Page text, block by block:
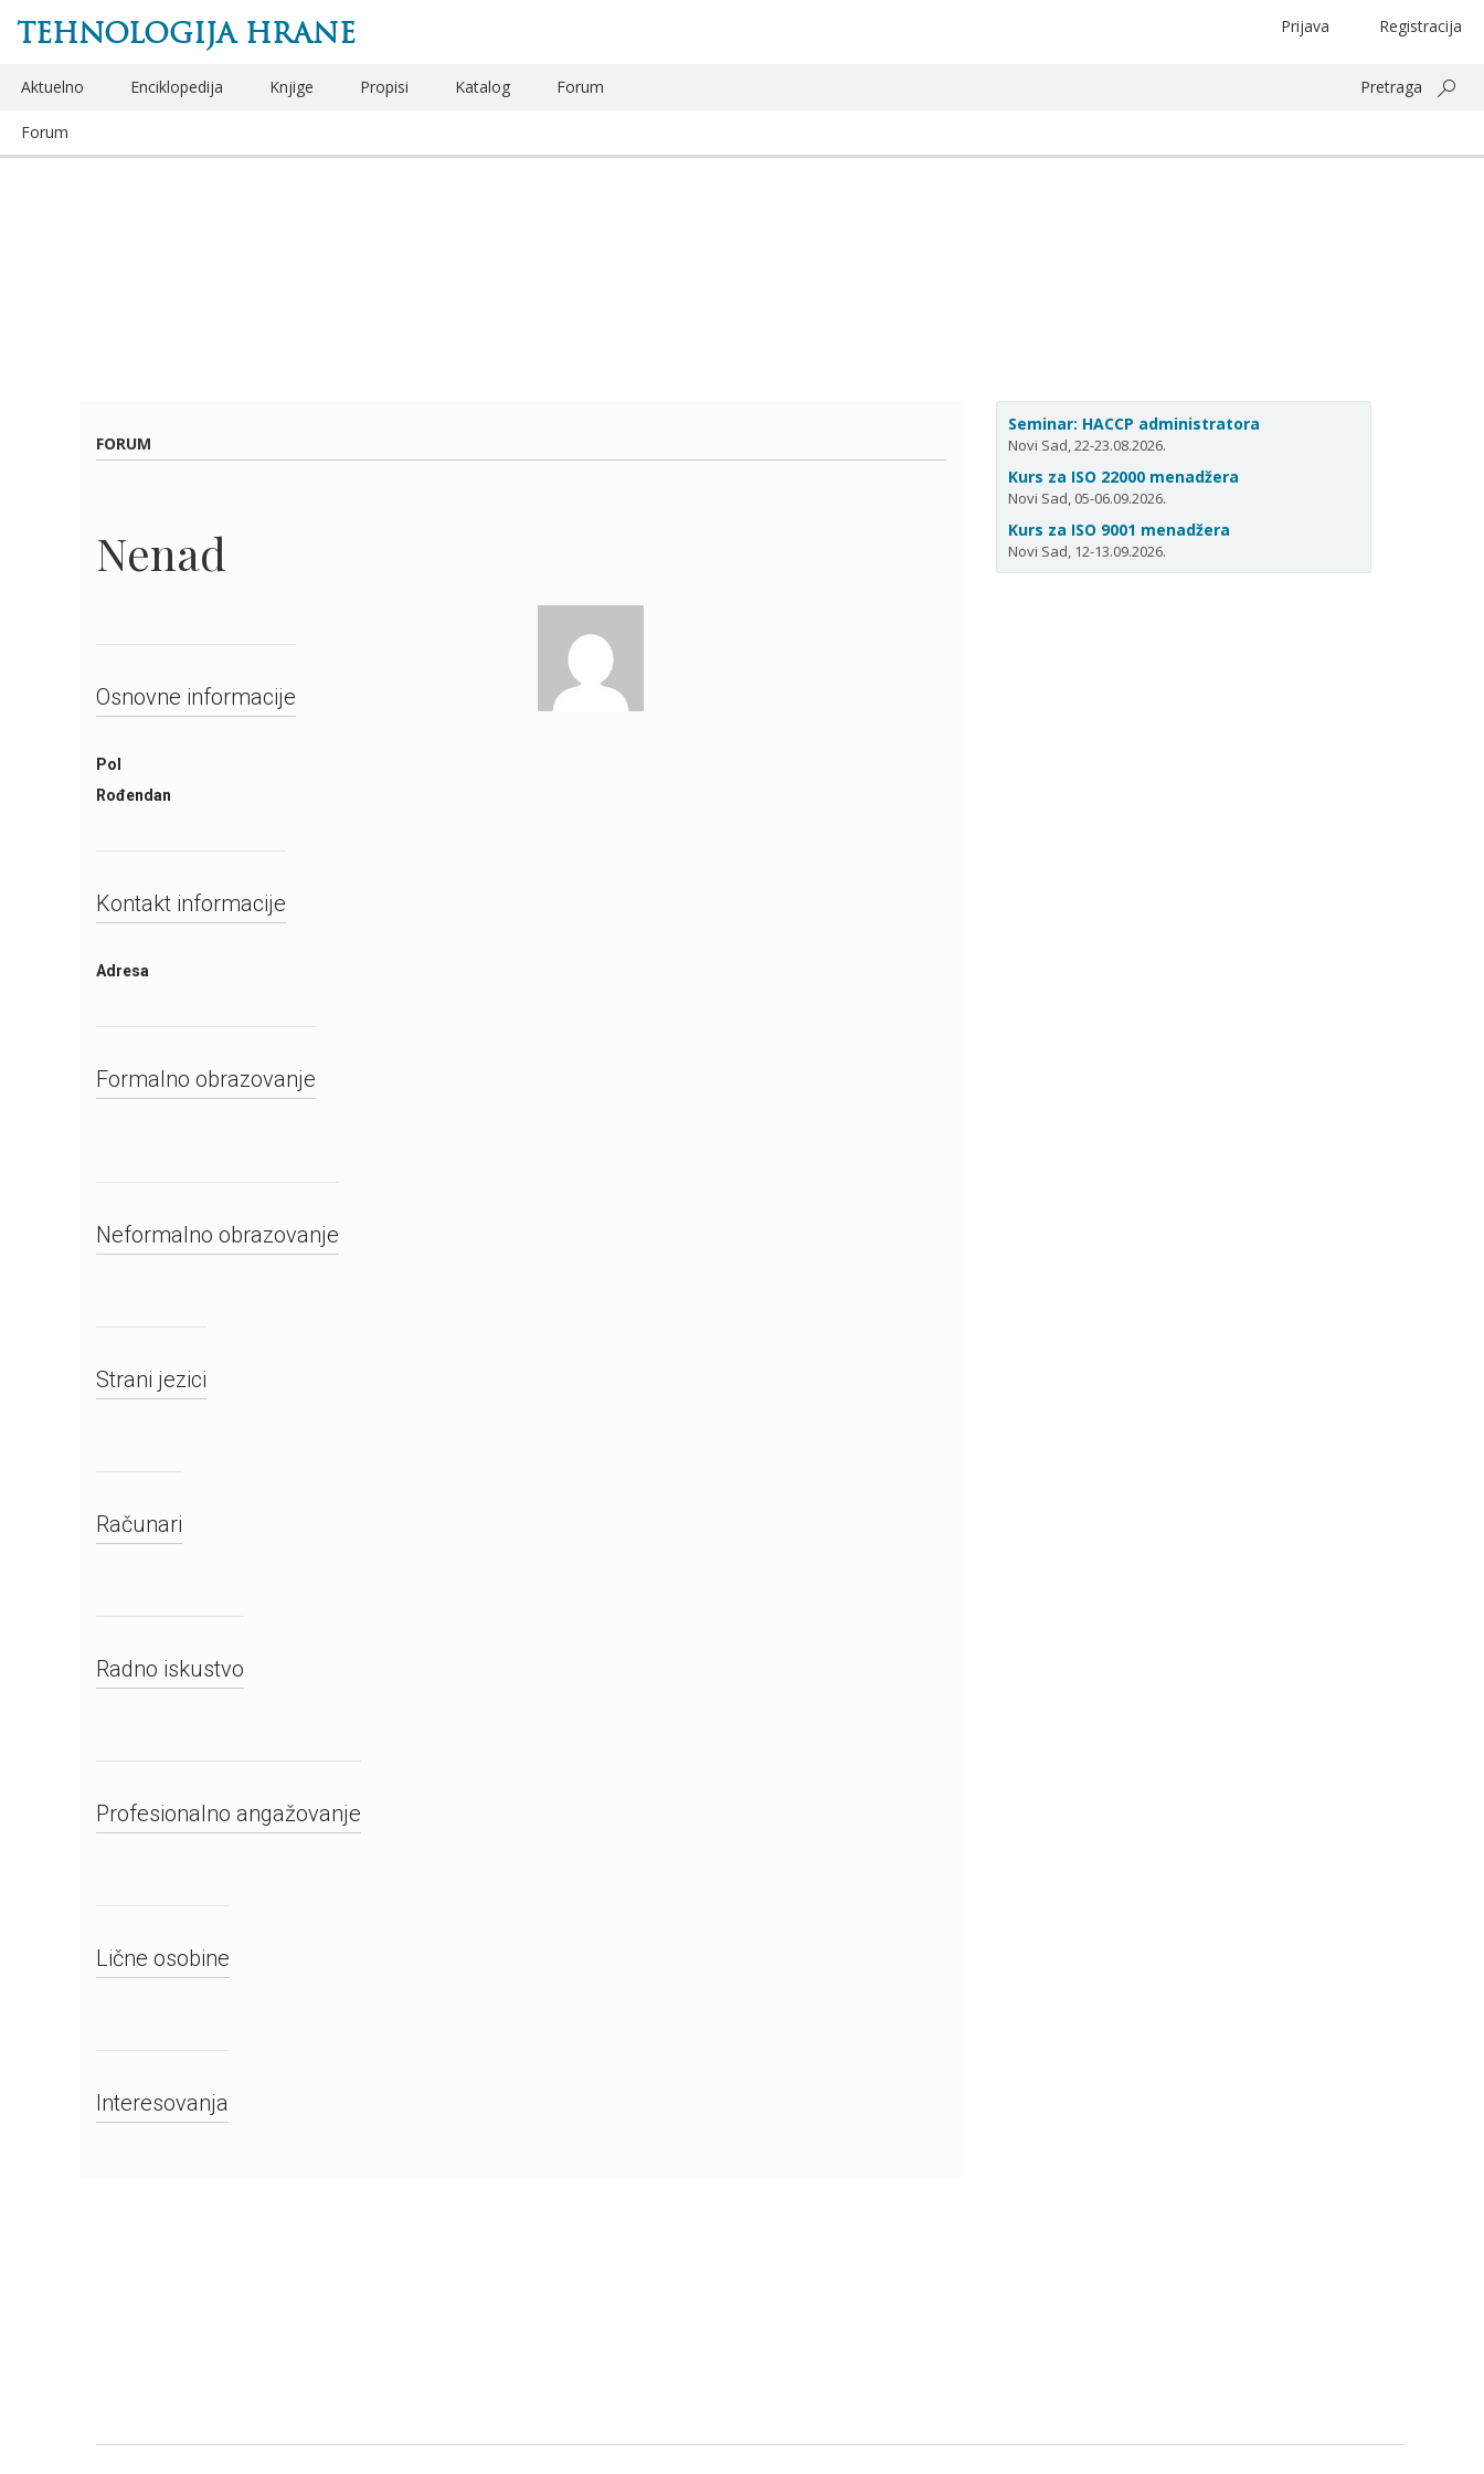
TEHNOLOGIJA HRANE Registracija
Prijava
Aktuelno Enciklopedija Knjige Propisi Katalog Forum Pretraga
Forum
FORUM
Nenad
Osnovne informacije
Pol
Rođendan
Kontakt informacije
Adresa
Formalno obrazovanje
Neformalno obrazovanje
Strani jezici
Računari
Radno iskustvo
Profesionalno angažovanje
Lične osobine
Interesovanja
Seminar: HACCP administratora
Novi Sad, 22-23.08.2026.
Kurs za ISO 22000 menadžera
Novi Sad, 05-06.09.2026.
Kurs za ISO 9001 menadžera
Novi Sad, 12-13.09.2026.